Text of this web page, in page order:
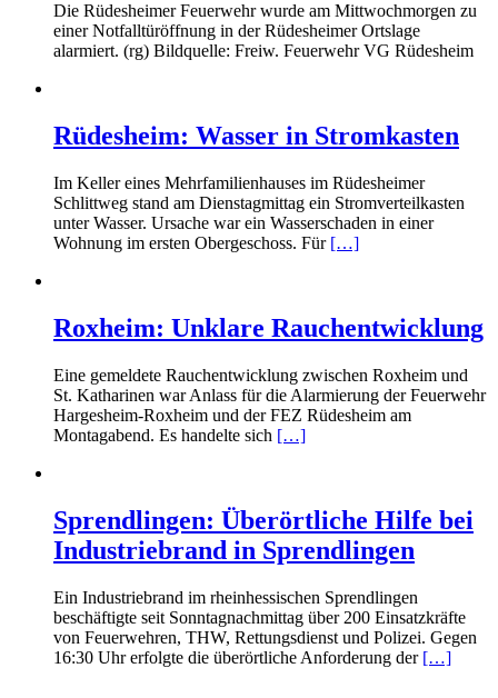
Die Rüdesheimer Feuerwehr wurde am Mittwochmorgen zu
einer Notfalltüröffnung in der Rüdesheimer Ortslage
alarmiert. (rg) Bildquelle: Freiw. Feuerwehr VG Rüdesheim
Rüdesheim: Wasser in Stromkasten
Im Keller eines Mehrfamilienhauses im Rüdesheimer
Schlittweg stand am Dienstagmittag ein Stromverteilkasten
unter Wasser. Ursache war ein Wasserschaden in einer
Wohnung im ersten Obergeschoss. Für […]
Roxheim: Unklare Rauchentwicklung
Eine gemeldete Rauchentwicklung zwischen Roxheim und
St. Katharinen war Anlass für die Alarmierung der Feuerwehr
Hargesheim-Roxheim und der FEZ Rüdesheim am
Montagabend. Es handelte sich […]
Sprendlingen: Überörtliche Hilfe bei
Industriebrand in Sprendlingen
Ein Industriebrand im rheinhessischen Sprendlingen
beschäftigte seit Sonntagnachmittag über 200 Einsatzkräfte
von Feuerwehren, THW, Rettungsdienst und Polizei. Gegen
16:30 Uhr erfolgte die überörtliche Anforderung der […]